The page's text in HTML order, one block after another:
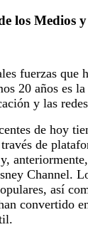
los Medios
fuerzas que
20 años es
y las
de hoy
de
y,
Channel.
así
convertido